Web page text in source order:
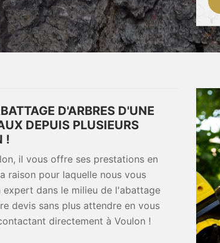
D'ARBRES D'UNE
DEPUIS PLUSIEURS
!
il vous offre ses prestations en
raison pour laquelle nous vous
dans le milieu de l'abattage
devis sans plus attendre en vous
directement à Voulon !